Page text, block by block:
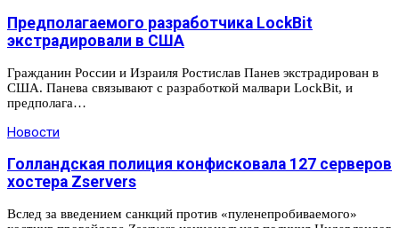
Предполагаемого разработчика LockBit
экстрадировали в США
Гражданин России и Израиля Ростислав Панев экстрадирован в
США. Панева связывают с разработкой малвари LockBit, и
предполага…
Новости
Голландская полиция конфисковала 127 серверов
хостера Zservers
Вслед за введением санкций против «пуленепробиваемого»